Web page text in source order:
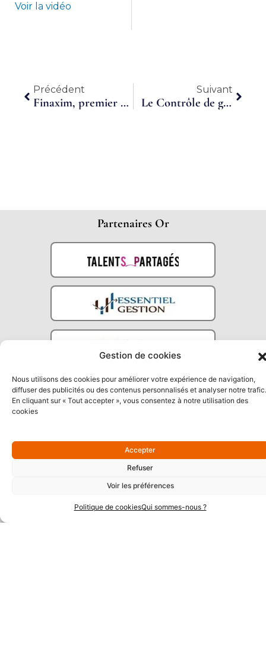
Gestion de cookies
Nous utilisons des cookies pour améliorer votre expérience de navigation,
diffuser des publicités ou des contenus personnalisés et analyser notre trafic.
En cliquant sur « Tout accepter », vous consentez à notre utilisation des
cookies
Accepter
Refuser
Voir les préférences
Politique de cookiesQui sommes-nous ?
Voir la vidéo
Précédent
Précédent
Finaxim, premier réseau national du travail en temps partagé, célèbre ses 10 ans d’activité en région Rhône-Alpes !
Suivant
Le Contrôle de gestion et financier à temps partagé
Partenaires Or
Partenaires Argent
Partenaires Techniques